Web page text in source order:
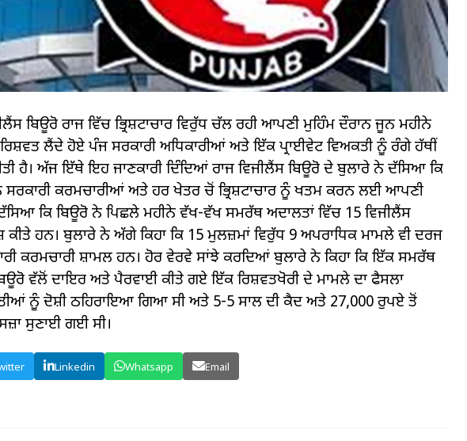
ਬਿਊਰੋ ਰਾਜ ਵਿੱਚ ਭ੍ਰਿਸ਼ਟਾਚਾਰ ਵਿਰੁੱਧ ਚੱਲ ਰਹੀ ਆਪਣੀ ਮੁਹਿੰਮ ਦੌਰਾਨ ਜੂਨ ਮਹੀਨੇ
ਲੈਂਦੇ ਹੋਏ ਪੰਜ ਸਰਕਾਰੀ ਅਧਿਕਾਰੀਆਂ ਅਤੇ ਇੱਕ ਪ੍ਰਾਈਵੇਟ ਵਿਅਕਤੀ ਨੂੰ ਰੰਗੇ ਹੱਥੀਂ
ਹੈ। ਅੱਜ ਇੱਥੇ ਇਹ ਜਾਣਕਾਰੀ ਦਿੰਦਿਆਂ ਰਾਜ ਵਿਜੀਲੈਂਸ ਬਿਊਰੋ ਦੇ ਬੁਲਾਰੇ ਨੇ ਦੱਸਿਆ ਕਿ
ਕਰਮਚਾਰੀਆਂ ਅਤੇ ਹਰ ਖੇਤਰ ਚੋਂ ਭ੍ਰਿਸ਼ਟਾਚਾਰ ਨੂੰ ਖਤਮ ਕਰਨ ਲਈ ਆਪਣੀ
ਕਿ ਬਿਊਰੋ ਨੇ ਪਿਛਲੇ ਮਹੀਨੇ ਵੱਖ-ਵੱਖ ਸਮਰੱਥ ਅਦਾਲਤਾਂ ਵਿੱਚ 15 ਵਿਜੀਲੈਂਸ
ਹਨ। ਬੁਲਾਰੇ ਨੇ ਅੱਗੇ ਕਿਹਾ ਕਿ 15 ਮੁਲਜ਼ਮਾਂ ਵਿਰੁੱਧ 9 ਅਪਰਾਧਿਕ ਮਾਮਲੇ ਵੀ ਦਰਜ
ਕਰਮਚਾਰੀ ਸ਼ਾਮਲ ਹਨ। ਹੋਰ ਵੇਰਵੇ ਸਾਂਝੇ ਕਰਦਿਆਂ ਬੁਲਾਰੇ ਨੇ ਕਿਹਾ ਕਿ ਇੱਕ ਸਮਰੱਥ
ਵੱਲੋਂ ਦਾਇਰ ਅਤੇ ਪੈਰਵਾਈ ਕੀਤੇ ਗਏ ਇੱਕ ਰਿਸ਼ਵਤਖੋਰੀ ਦੇ ਮਾਮਲੇ ਦਾ ਫੈਸਲਾ
ਨੂੰ ਦੋਸ਼ੀ ਠਹਿਰਾਇਆ ਗਿਆ ਸੀ ਅਤੇ 5-5 ਸਾਲ ਦੀ ਕੈਦ ਅਤੇ 27,000 ਰੁਪਏ ਤੋਂ
ਸੁਣਾਈ ਗਈ ਸੀ।
Linkedin Whatsapp Email